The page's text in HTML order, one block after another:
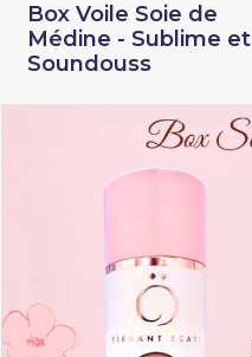
Box Voile Soie de
Médine - Sublime et
Soundouss